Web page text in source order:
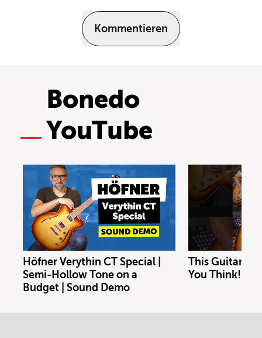
Kommentieren
Bonedo
YouTube
Höfner Verythin CT Special |
Semi-Hollow Tone on a
Budget | Sound Demo
This Guitar
You Think!